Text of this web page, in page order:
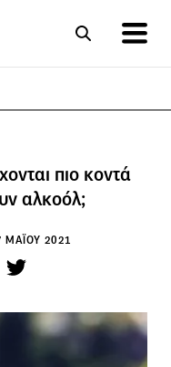
πιο κοντά
αλκοόλ;
ΜΑΪΟΥ 2021